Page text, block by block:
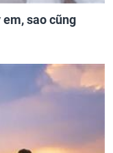
sao cũng